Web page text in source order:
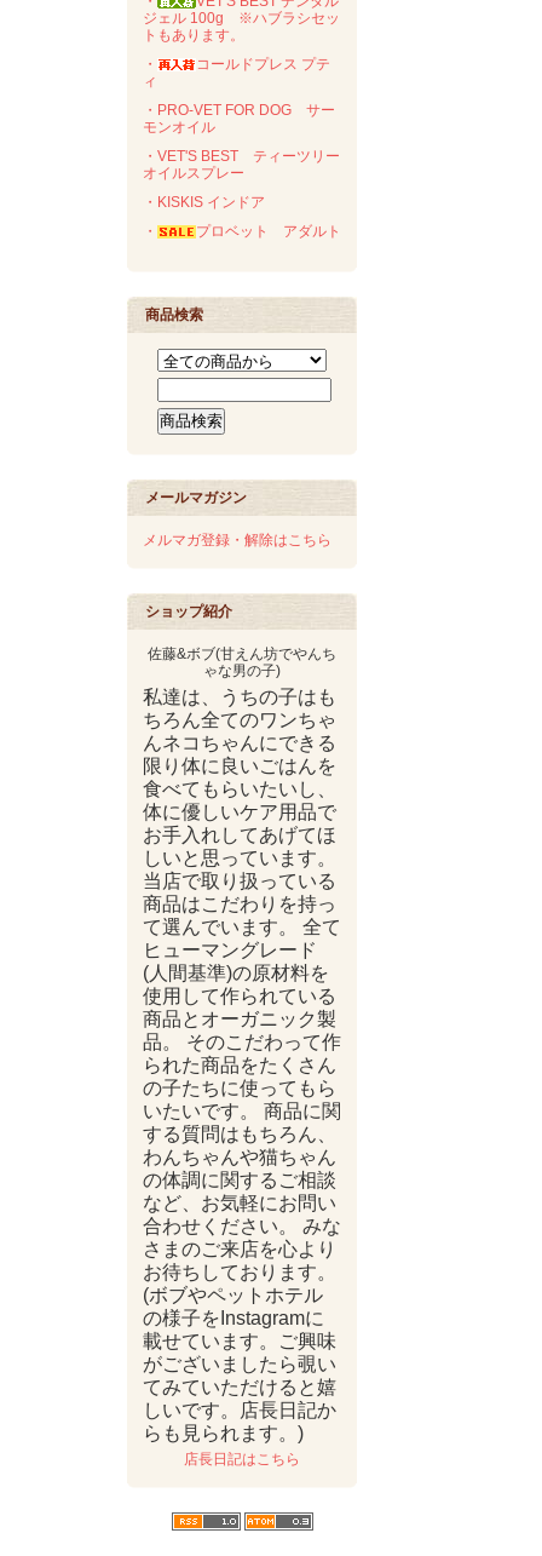
ジェル 100g ※ハブラシセッ
トもあります。
・
コールドプレス プテ
ィ
・PRO-VET FOR DOG サー
モンオイル
・VET'S BEST ティーツリー
オイルスプレー
・KISKIS インドア
・
プロベット アダルト
商品検索
メールマガジン
メルマガ登録・解除はこちら
ショップ紹介
佐藤&ボブ(甘えん坊でやんち
ゃな男の子)
私達は、うちの子はも
ちろん全てのワンちゃ
んネコちゃんにできる
限り体に良いごはんを
食べてもらいたいし、
体に優しいケア用品で
お手入れしてあげてほ
しいと思っています。
当店で取り扱っている
商品はこだわりを持っ
て選んでいます。 全て
ヒューマングレード
(人間基準)の原材料を
使用して作られている
商品とオーガニック製
品。 そのこだわって作
られた商品をたくさん
の子たちに使ってもら
いたいです。 商品に関
する質問はもちろん、
わんちゃんや猫ちゃん
の体調に関するご相談
など、お気軽にお問い
合わせください。 みな
さまのご来店を心より
お待ちしております。
(ボブやペットホテル
の様子をInstagramに
載せています。ご興味
がございましたら覗い
てみていただけると嬉
しいです。店長日記か
らも見られます。)
店長日記はこちら